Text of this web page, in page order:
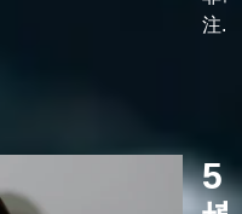
注...
5